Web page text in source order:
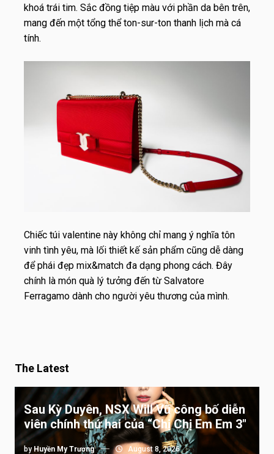
khoá trái tim. Sắc đồng tiệp màu với phần da bên trên,
mang đến một tổng thể ton-sur-ton thanh lịch mà cá
tính.
Chiếc túi valentine này không chỉ mang ý nghĩa tôn
vinh tình yêu, mà lối thiết kế sản phẩm cũng dễ dàng
để phái đẹp mix&match đa dạng phong cách. Đây
chính là món quà lý tưởng đến từ Salvatore
Ferragamo dành cho người yêu thương của mình.
The Latest
Sau Kỳ Duyên, NSX Will Vũ công bố diễn
viên chính thứ hai của “Chị Chị Em Em 3″
by Huyền My Trương August 8, 2026